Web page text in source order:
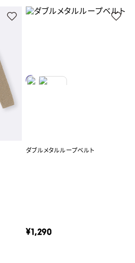
ダブルメタルループベルト
¥1,290